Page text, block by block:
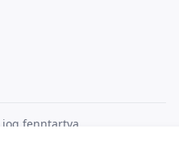
fenntartva.